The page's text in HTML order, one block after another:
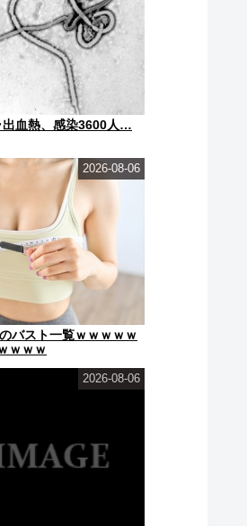
出血熱、感染3600人…
バスト一覧ｗｗｗｗｗ
ｗｗｗ
2026-08-06
2026-08-06